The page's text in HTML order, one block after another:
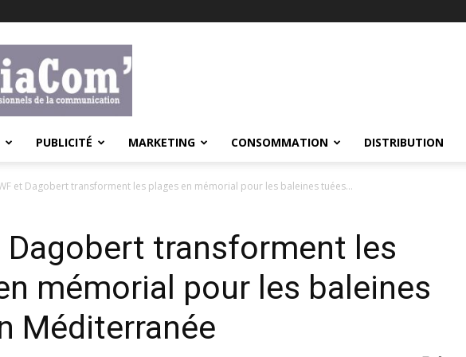
PUBLICITÉ MARKETING CONSOMMATION DISTRIBUTION
et Dagobert transforment les plages en mémorial pour les baleines tuées...
Dagobert transforment les
mémorial pour les baleines
Méditerranée